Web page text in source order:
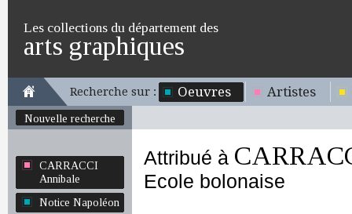
Les collections du département des
arts graphiques
Recherche sur : Oeuvres Artistes
Nouvelle recherche
CARRACCI
Annibale
Notice Napoléon
Attribué à
Ecole bolonaise